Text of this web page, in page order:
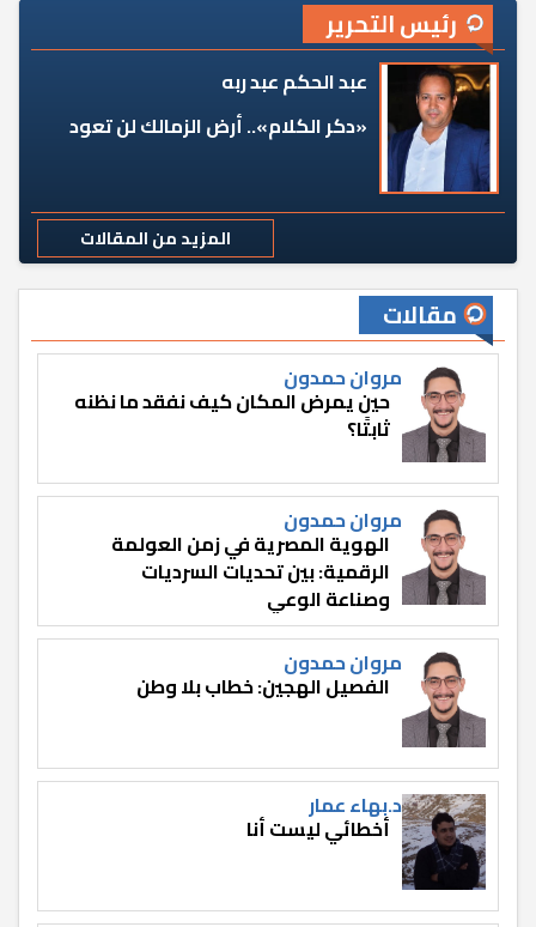
رئيس التحرير
عبد الحكم عبد ربه
«دكر الكلام».. أرض الزمالك لن تعود
المزيد من المقالات
مقالات
مروان حمدون
حين يمرض المكان كيف نفقد ما نظنه
ثابتًا؟
مروان حمدون
الهوية المصرية في زمن العولمة
الرقمية: بين تحديات السرديات
وصناعة الوعي
مروان حمدون
الفصيل الهجين: خطاب بلا وطن
د.بهاء عمار
أخطائي ليست أنا